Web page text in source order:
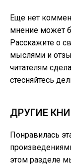
Еще нет
мнение может
Расскажите о
мыслями и
читателям
стесняйтесь
ДРУГИЕ
Понравилась
этом разделе